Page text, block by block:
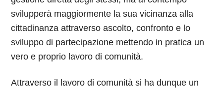
svilupperà maggiormente la sua vicinanza alla
cittadinanza attraverso ascolto, confronto e lo
sviluppo di partecipazione mettendo in pratica un
vero e proprio lavoro di comunità.
Attraverso il lavoro di comunità si ha dunque un